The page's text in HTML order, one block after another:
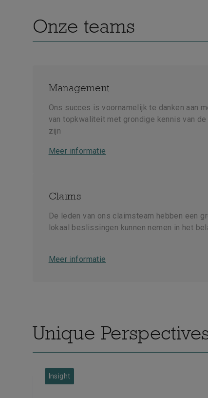
Onze teams
Management
Ons succes is voornamelijk te danken aan
van topkwaliteit met grondige kennis van
zijn
Meer informatie
Claims
De leden van ons claimsteam hebben een
lokaal beslissingen kunnen nemen in het
Meer informatie
Unique
Insight